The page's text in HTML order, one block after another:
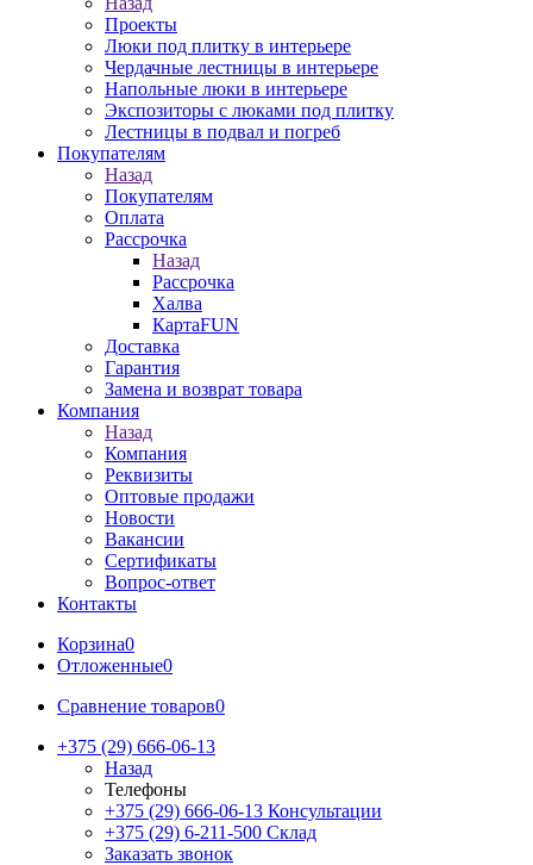
Проекты
Люки под плитку в интерьере
Чердачные лестницы в интерьере
Напольные люки в интерьере
Экспозиторы с люками под плитку
Лестницы в подвал и погреб
Покупателям
Назад
Покупателям
Оплата
Рассрочка
Назад
Рассрочка
Халва
КартаFUN
Доставка
Гарантия
Замена и возврат товара
Компания
Назад
Компания
Реквизиты
Оптовые продажи
Новости
Вакансии
Сертификаты
Вопрос-ответ
Контакты
Корзина0
Отложенные0
Сравнение товаров0
+375 (29) 666-06-13
Назад
Телефоны
+375 (29) 666-06-13 Консультации
+375 (29) 6-211-500 Склад
Заказать звонок